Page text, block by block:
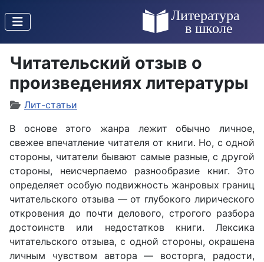
Читательский отзыв о
произведениях литературы
Лит-статьи
В основе этого жанра лежит обычно личное,
свежее впечатление читателя от книги. Но, с одной
стороны, читатели бывают самые разные, с другой
стороны, неисчерпаемо разнообразие книг. Это
определяет особую подвижность жанровых границ
читательского отзыва — от глубокого лирического
откровения до почти делового, строгого разбора
достоинств или недостатков книги. Лексика
читательского отзыва, с одной стороны, окрашена
личным чувством автора — восторга, радости,